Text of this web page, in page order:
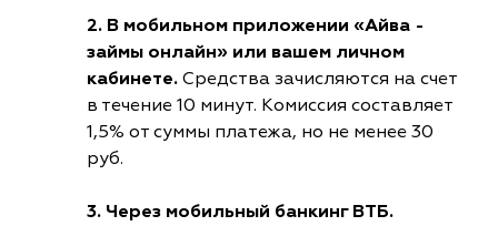
2. В мобильном приложении «Айва -
займы онлайн» или вашем личном
кабинете. Средства зачисляются на счет
в течение 10 минут. Комиссия составляет
1,5% от суммы платежа, но не менее 30
руб.
3. Через мобильный банкинг ВТБ.